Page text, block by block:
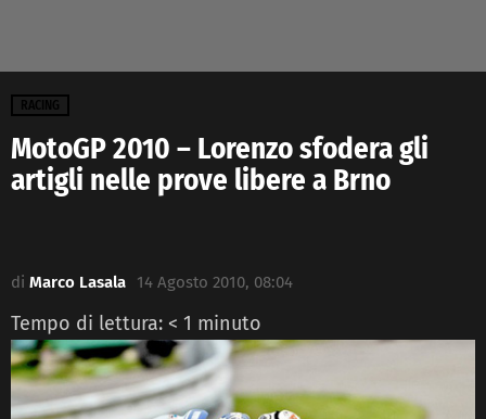
RACING
MotoGP 2010 – Lorenzo sfodera gli
artigli nelle prove libere a Brno
di Marco Lasala 14 Agosto 2010, 08:04
Tempo di lettura: < 1 minuto